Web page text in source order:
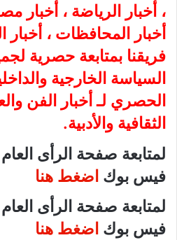
، أخبار الرياضة ، أخبار
أخبار المحافظات ،
فريقنا بمتابعة حصرية
السياسة الخارجية
الحصري لـ أخبار الفن
الثقافية والأدبية.
لمتابعة صفحة الرأى
فيس بوك اضغط هنا
لمتابعة صفحة الرأى
فيس بوك اضغط هنا